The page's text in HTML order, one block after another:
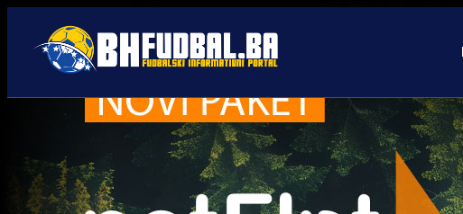
Premijer liga BiH